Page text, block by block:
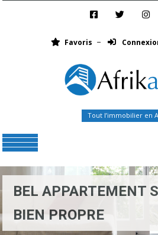
Favoris
Tout l’immobilier en
BEL APPARTEMENT
BIEN PROPRE